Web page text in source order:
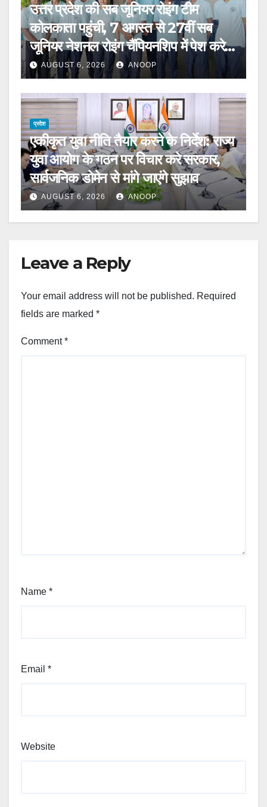
उत्तर प्रदेश की सब जूनियर रोइंग टीम
कोलकाता पहुंची, 7 अगस्त से 27वीं सब
जूनियर नेशनल रोइंग चैंपियनशिप में पेश करेगी
चुनौती
AUGUST 6, 2026 ANOOP
प्रदेश
एकीकृत युवा नीति तैयार करने के निर्देश: राज्य
युवा आयोग के गठन पर विचार करे सरकार,
सार्वजनिक डोमेन से मांगे जाएंगे सुझाव
AUGUST 6, 2026 ANOOP
Leave a Reply
Your email address will not be published. Required
fields are marked *
Comment*
Name *
Email *
Website